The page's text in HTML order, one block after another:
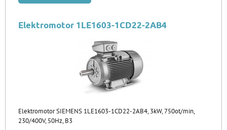
Elektromotor 1LE1603-1CD22-2AB4
Elektromotor SIEMENS 1LE1603-1CD22-2AB4, 3kW, 750ot/min,
230/400V, 50Hz, B3